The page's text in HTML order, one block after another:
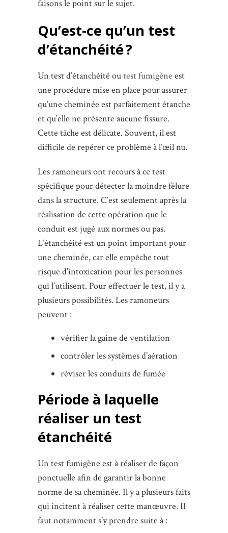
faisons le point sur le sujet.
Qu’est-ce qu’un test
d’étanchéité ?
Un test d’étanchéité outest fumigène est
une procédure mise en place pour assurer
qu’une cheminée est parfaitement étanche
et qu’elle ne présente aucune fissure.
Cette tâche est délicate. Souvent, il est
difficile de repérer ce problème à l’œil nu.
Les ramoneurs ont recours à ce test
spécifique pour détecter la moindre fêlure
dans la structure. C’est seulement après la
réalisation de cette opération que le
conduit est jugé aux normes ou pas.
L’étanchéité est un point important pour
une cheminée, car elle empêche tout
risque d’intoxication pour les personnes
qui l’utilisent. Pour effectuer le test, il y a
plusieurs possibilités. Les ramoneurs
peuvent :
vérifier la gaine de ventilation
contrôler les systèmes d’aération
réviser les conduits de fumée
Période à laquelle
réaliser un test
étanchéité
Un test fumigène est à réaliser de façon
ponctuelle afin de garantir la bonne
norme de sa cheminée. Il y a plusieurs faits
qui incitent à réaliser cette manœuvre. Il
faut notamment s’y prendre suite à :